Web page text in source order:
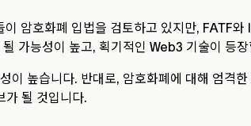
암호화폐 입법을 검토하고 있지만, FATF
가능성이 높고, 획기적인 Web3 기술이 등
높습니다. 반대로, 암호화폐에 대해 엄격
가 될 것입니다.